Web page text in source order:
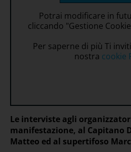
Potrai modificare in
cliccando "Gestione
Per saperne di più Ti
nostra cookie
Le interviste agli
manifestazione, al Capitano
Matteo ed al supertifoso